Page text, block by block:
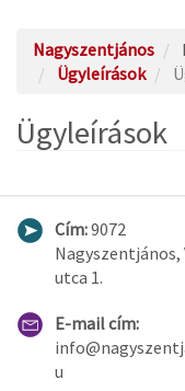
Nagyszentjános
Ügyleírások
Ügyleírások
Cím:9072
Nagyszentjános,
utca 1.
E-mail cím:
u